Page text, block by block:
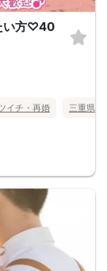
い方♡40
イチ・再婚 三重県